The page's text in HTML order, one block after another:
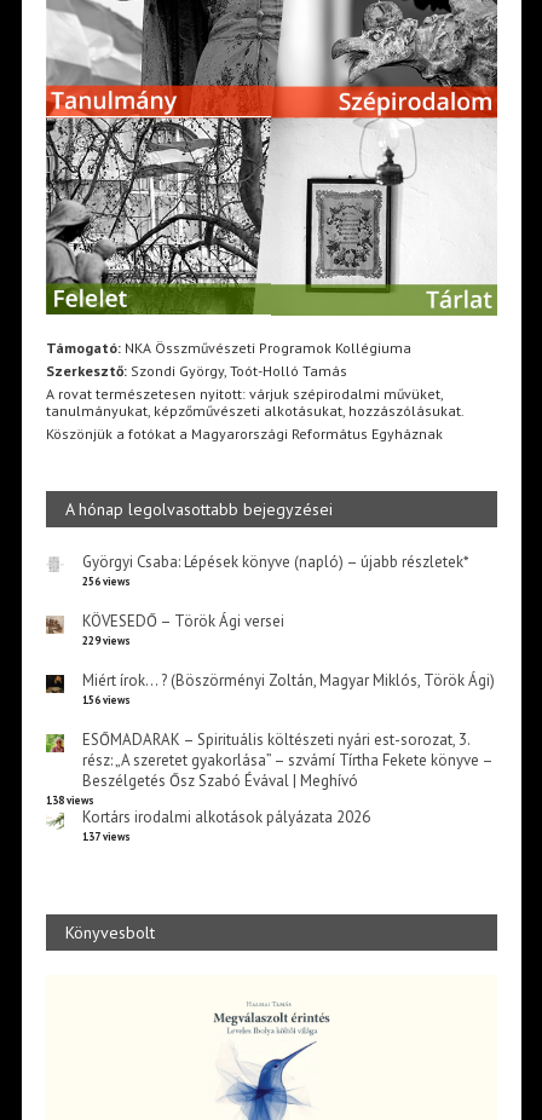
Támogató:NKA Összművészeti Programok Kollégiuma
Szerkesztő:Szondi György, Toót-Holló Tamás
A rovat természetesen nyitott: várjuk szépirodalmi művüket,
tanulmányukat, képzőművészeti alkotásukat, hozzászólásukat.
Köszönjük a fotókat a Magyarországi Református Egyháznak
A hónap legolvasottabb bejegyzései
Györgyi Csaba: Lépések könyve (napló) – újabb részletek*
256 views
KÖVESEDŐ – Török Ági versei
229 views
Miért írok… ? (Böszörményi Zoltán, Magyar Miklós, Török Ági)
156 views
ESŐMADARAK – Spirituális költészeti nyári est-sorozat, 3.
rész: „A szeretet gyakorlása” – szvámí Tírtha Fekete könyve –
Beszélgetés Ősz Szabó Évával | Meghívó
138 views
Kortárs irodalmi alkotások pályázata 2026
137 views
Könyvesbolt